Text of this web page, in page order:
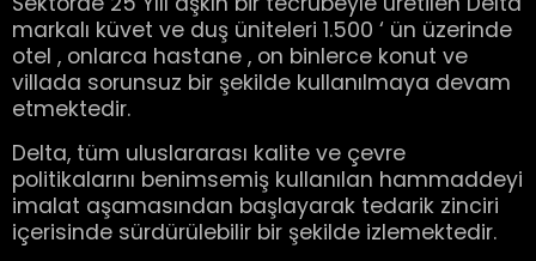
markalı küvet ve duş üniteleri 1.500 ‘ ün üzerinde
otel , onlarca hastane , on binlerce konut ve
villada sorunsuz bir şekilde kullanılmaya devam
etmektedir.
Delta, tüm uluslararası kalite ve çevre
politikalarını benimsemiş kullanılan hammaddeyi
imalat aşamasından başlayarak tedarik zinciri
içerisinde sürdürülebilir bir şekilde izlemektedir.